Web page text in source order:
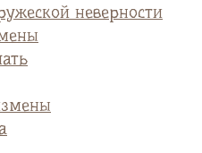
неверности